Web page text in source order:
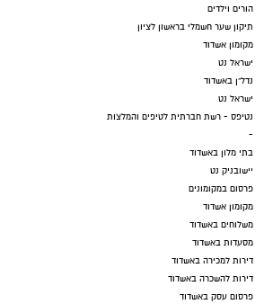
הורים וילדים
תיקון שער חשמלי בראשון לציון
מקומון אשדוד
ישראל נט
נדל"ן באשדוד
ישראל נט
נטיפס - רשת חברתית לטיפים והמלצות
-
בתי מלון באשדוד
יישובניק נט
פרסום במקומונים
מקומון אשדוד
משלוחים באשדוד
מסעדות באשדוד
דירות למכירה באשדוד
דירות להשכרה באשדוד
פרסום עסק באשדוד